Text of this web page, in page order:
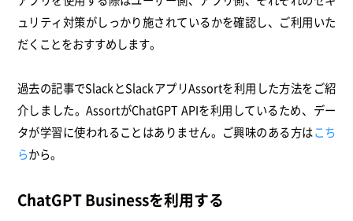
ュリティ対策がしっかり施されているかを確認し、ご利用いた
だくことをおすすめします。
過去の記事でSlackとSlackアプリAssortを利用した方法をご紹
介しました。AssortがChatGPT APIを利用しているため、デー
タが学習に使われることはありません。ご興味のある方はこち
らから。
ChatGPT Businessを利用する